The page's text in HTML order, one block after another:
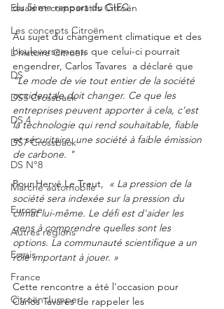
Essais et comparatifs Citroën
Les concepts Citroën
L'histoire Citroën
DS
DS3 Crossback
DS 4
DS7 Crossback
DS N°8
Marché automobile
Europe
Autres régions
Essais
France
Citroën Jumper
du 5ème rapport du GIEC.
Au sujet du changement climatique et des
bouleversements que celui-ci pourrait
engendrer, Carlos Tavares  a déclaré que
"Le mode de vie tout entier de la société
occidentale doit changer. Ce que les
entreprises peuvent apporter à cela, c'est
la technologie qui rend souhaitable, fiable
et sécuritaire, une société à faible émission
de carbone. "
Pour Hervé Le Treut, « La pression de la
société sera indexée sur la pression du
climat lui-même. Le défi est d'aider les
gens à comprendre quelles sont les
options. La communauté scientifique a un
rôle important à jouer. »
Cette rencontre a été l'occasion pour
Carlos Tavares de rappeler les